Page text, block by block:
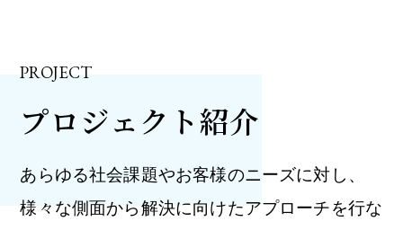
PROJECT
プロジェクト紹介
あらゆる社会課題やお客様のニーズに対し、
様々な側面から解決に向けたアプローチを行な